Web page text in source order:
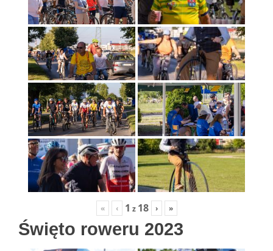
« ‹ 1 z 18 › »
Święto roweru 2023